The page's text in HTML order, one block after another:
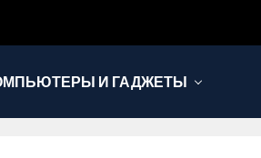
И ГАДЖЕТЫ